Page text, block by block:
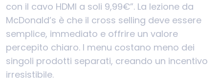
con il cavo HDMI a soli 9,99€”. La lezione da
McDonald’s è che il cross selling deve essere
semplice, immediato e offrire un valore
percepito chiaro. I menu costano meno dei
singoli prodotti separati, creando un incentivo
irresistibile.